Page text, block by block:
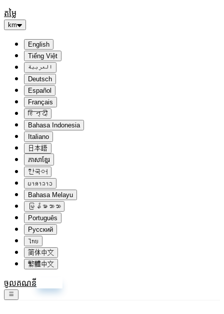
តម្លៃ
km
English
Tiếng Việt
العربية
Deutsch
Español
Français
हिन्दी
Bahasa Indonesia
Italiano
日本語
ភាសាខ្មែរ
한국어
ພາສາລາວ
Bahasa Melayu
မြန်မာဘာသာ
Português
Русский
ไทย
简体中文
繁體中文
ចូលគណនី